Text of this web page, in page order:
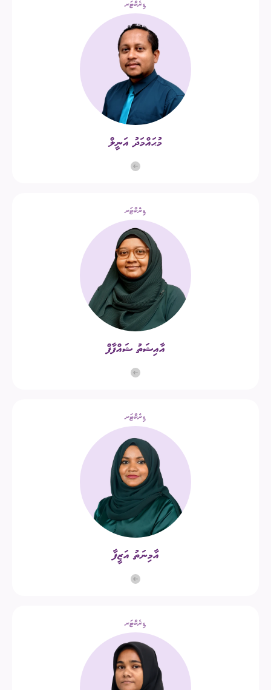
ޑިރެކްޓަރ
މުޙައްމަދު އަނީލް
ޑިރެކްޓަރ
އާއިޝަތު ޝައްފާފް
ޑިރެކްޓަރ
އާމިނަތު އަޒީފާ
ޑިރެކްޓަރ